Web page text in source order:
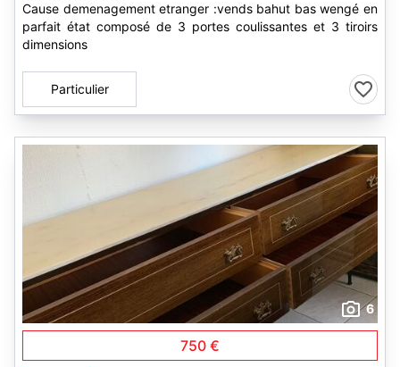
Cause demenagement etranger :vends bahut bas wengé en
parfait état composé de 3 portes coulissantes et 3 tiroirs
dimensions
Particulier
6
750 €